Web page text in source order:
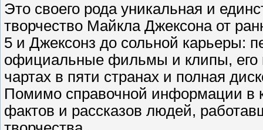
Это своего рода уникальная и
творчество Майкла Джексона от
5 и Джексонз до сольной карьеры:
официальные фильмы и клипы, его
чартах в пяти странах и полная
Помимо справочной информации в
фактов и рассказов людей,